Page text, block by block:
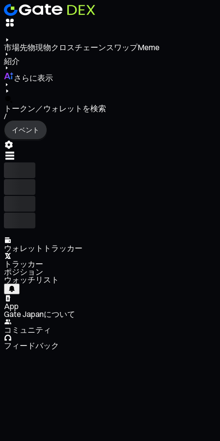
市場先物現物クロスチェーンスワップMeme
紹介
さらに表示
トークン／ウォレットを検索
/
イベント
ウォレットトラッカー
トラッカー
ポジション
ウォッチリスト
App
Gate Japanについて
コミュニティ
フィードバック